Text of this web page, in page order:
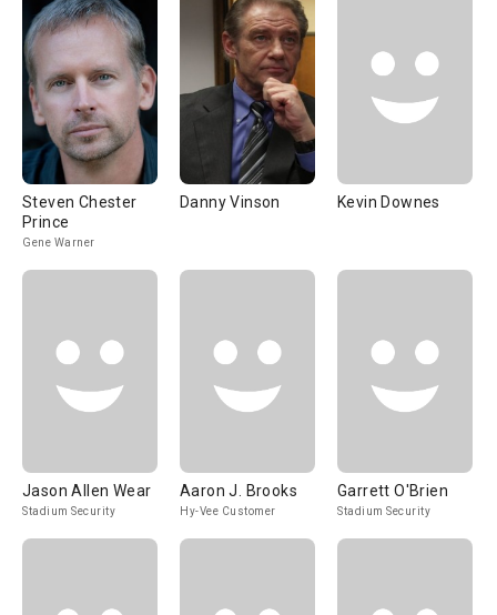
Steven Chester
Prince
Gene Warner
Danny Vinson Kevin Downes
Jason Allen Wear
Stadium Security
Aaron J. Brooks
Hy-Vee Customer
Garrett O'Brien
Stadium Security